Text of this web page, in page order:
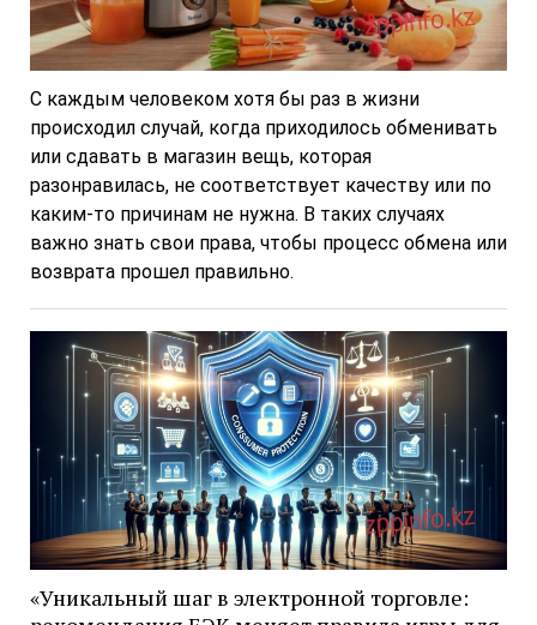
С каждым человеком хотя бы раз в жизни
происходил случай, когда приходилось обменивать
или сдавать в магазин вещь, которая
разонравилась, не соответствует качеству или по
каким-то причинам не нужна. В таких случаях
важно знать свои права, чтобы процесс обмена или
возврата прошел правильно.
«Уникальный шаг в электронной торговле: